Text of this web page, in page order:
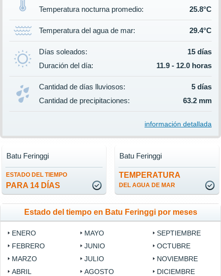
Temperatura nocturna promedio:
25.8°C
Temperatura del agua de mar: 29.4°C
Días soleados:
15 días
Duración del día:
11.9 - 12.0 horas
Cantidad de días lluviosos:
5 días
Cantidad de precipitaciones:
63.2 mm
información detallada
ESTADO DEL TIEMPO
PARA 14 DÍAS
Batu Feringgi
TEMPERATURA
DEL AGUA DE MAR
Batu Feringgi
Estado del tiempo en Batu Feringgi por meses
ENERO
FEBRERO
MARZO
ABRIL
MAYO
JUNIO
JULIO
AGOSTO
SEPTIEMBRE
OCTUBRE
NOVIEMBRE
DICIEMBRE